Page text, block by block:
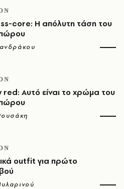
core: Η απόλυτη τάση του
red: Αυτό είναι το χρώμα του
outfit για πρώτο